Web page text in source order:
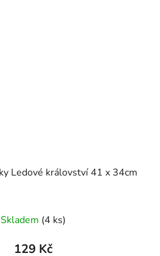
Sáček na přezůvky Ledové království 41 x 34cm
Skladem (4 ks)
129 Kč